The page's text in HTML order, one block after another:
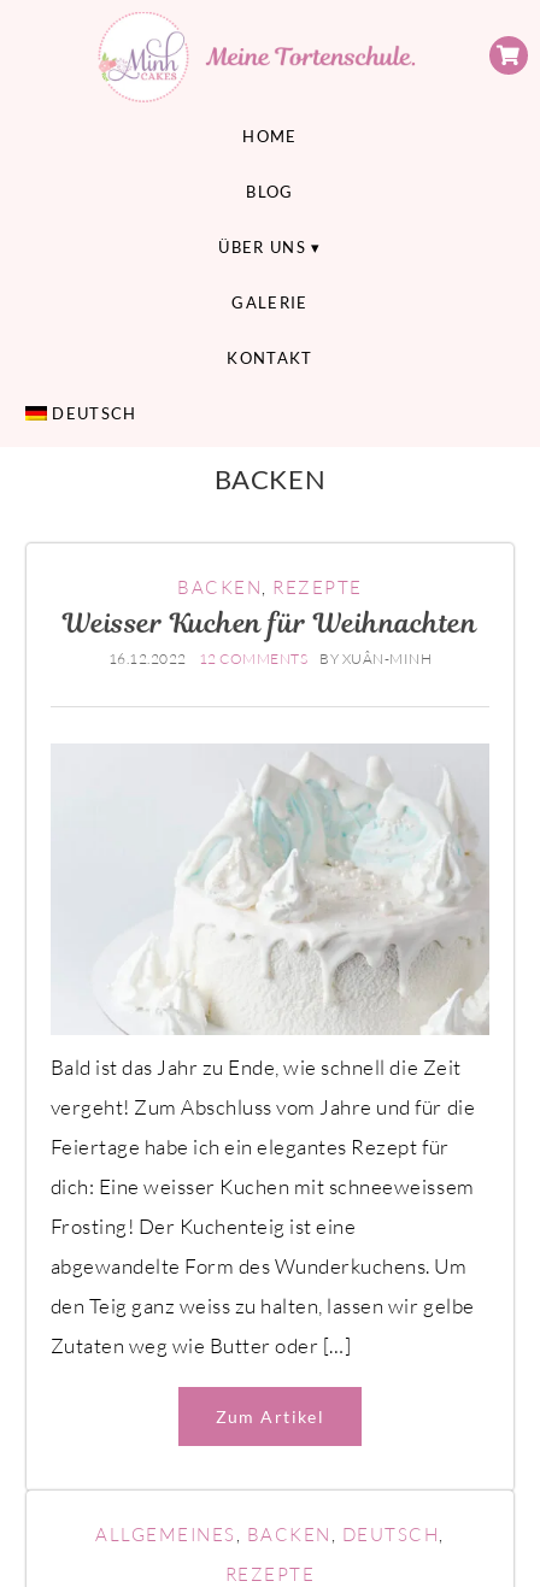
MEINE TORTENSCHULE
HOME
BLOG
ÜBER UNS
GALERIE
KONTAKT
DEUTSCH
BACKEN
BACKEN REZEPTE
Weisser Kuchen für Weihnachten
16.12.2022 12 COMMENTS BY XUÂN-MINH
Bald ist das Jahr zu Ende, wie schnell die Zeit
vergeht! Zum Abschluss vom Jahre und für die
Feiertage habe ich ein elegantes Rezept für
dich: Eine weisser Kuchen mit schneeweissem
Frosting! Der Kuchenteig ist eine
abgewandelte Form des Wunderkuchens. Um
den Teig ganz weiss zu halten, lassen wir gelbe
Zutaten weg wie Butter oder […]
Zum Artikel
ALLGEMEINES BACKEN DEUTSCH
REZEPTE